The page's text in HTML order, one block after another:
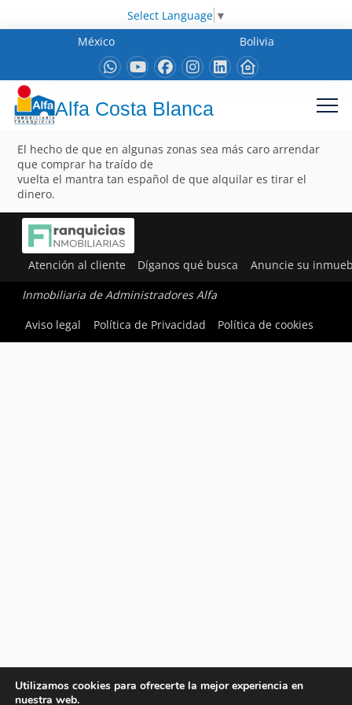
Select Language ▼
México
Bolivia
Alfa Costa Blanca
El hecho de que en algunas zonas sea más caro arrendar
que comprar ha traído de
vuelta el mantra tan español de que alquilar es tirar el
dinero.
Atención al cliente Díganos qué busca Anuncie su
Inmobiliaria de Administradores Alfa
Aviso legal
Política de Privacidad Política de cookies
Utilizamos cookies para ofrecerte la mejor experiencia en
nuestra web.